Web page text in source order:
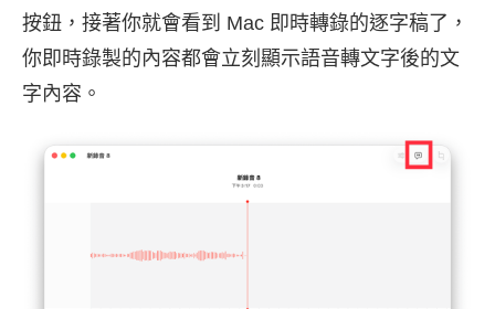
按鈕，接著你就會看到 Mac 即時轉錄的逐字稿了，
你即時錄製的內容都會立刻顯示語音轉文字後的文
字內容。